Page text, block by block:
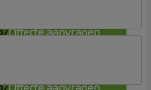
Offerte aanvragen